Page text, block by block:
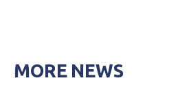
MORE NEWS